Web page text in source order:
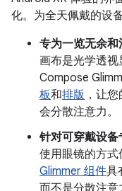
化。为全天佩戴的设
专为一览无余
画布是光学透
Compose
板和排版 ，让
会分散注意力。
针对可穿戴设
使用眼镜的方式
Glimmer 组件具
而不是分散注